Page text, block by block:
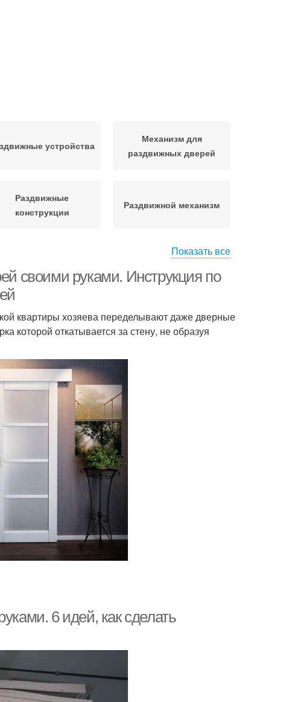
устройства
Механизм для
раздвижных дверей
Раздвижные
конструкции
Раздвижной механизм
купе
системы
Показать все
своими руками. Инструкция по
квартиры хозяева переделывают даже дверные
которой откатывается за стену, не образуя
6 идей, как сделать